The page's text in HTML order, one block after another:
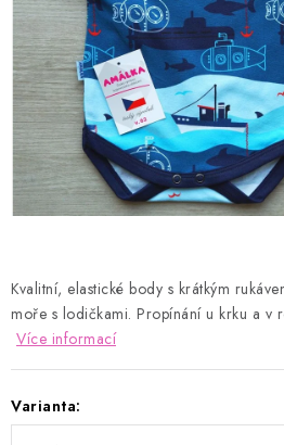
HODNOCENÍ OBCHODU
Kontakty Proč AMÁLKA?
Tabulka velikostí
Postup pro vrácení
Velkoobchod
Obchodní podmínky
Podmínky ochrany osobních údajů
Kvalitní, elastické body s krátkým
moře s lodičkami. Propínání u krku a v
Více informací
Varianta: